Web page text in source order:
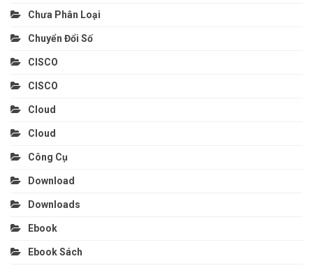
Chưa Phân Loại
Chuyển Đổi Số
CISCO
CISCO
Cloud
Cloud
Công Cụ
Download
Downloads
Ebook
Ebook Sách